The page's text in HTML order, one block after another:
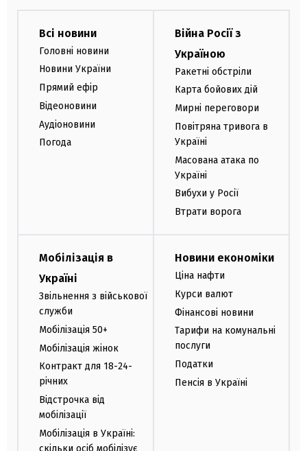
Всі новини
Головні новини
Новини України
Прямий ефір
Відеоновини
Аудіоновини
Погода
Війна Росії з
Україною
Ракетні обстріли
Карта бойових дій
Мирні переговори
Повітряна тривога в
Україні
Масована атака по
Україні
Вибухи у Росії
Втрати ворога
Мобілізація в
Україні
Звільнення з військової
служби
Мобілізація 50+
Мобілізація жінок
Контракт для 18-24-
річних
Відстрочка від
мобілізації
Мобілізація в Україні:
скільки осіб мобілізує
Новини економіки
Ціна нафти
Курси валют
Фінансові новини
Тарифи на комунальні
послуги
Податки
Пенсія в Україні